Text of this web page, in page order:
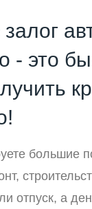
залог
- это
большие
отпуск, а